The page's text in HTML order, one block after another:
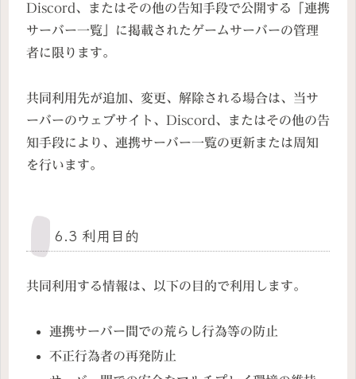
Discord、またはその他の告知手段で公開する「連携
サーバー一覧」に掲載されたゲームサーバーの管理
者に限ります。
共同利用先が追加、変更、解除される場合は、当サ
ーバーのウェブサイト、Discord、またはその他の告
知手段により、連携サーバー一覧の更新または周知
を行います。
6.3 利用目的
共同利用する情報は、以下の目的で利用します。
連携サーバー間での荒らし行為等の防止
不正行為者の再発防止